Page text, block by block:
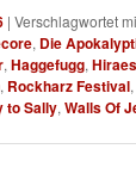
|Verschlagwortet
, Die
,Haggefugg,Hiraes
, Rockharz Festival,
to Sally,Walls Of